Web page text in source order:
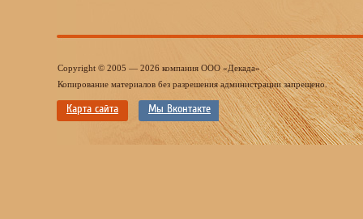
Copyright © 2005 — 2026 компания ООО «Декада»
Копирование материалов без разрешения администрации запрещено.
Карта сайта Мы Вконтакте